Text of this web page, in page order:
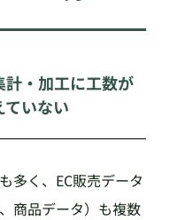
・加工に工数が
いない
多く、EC販売データ
商品データ）も複数